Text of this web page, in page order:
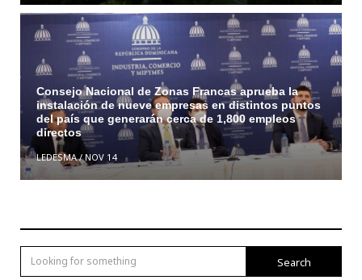
Consejo Nacional de Zonas Francas aprueba la
instalación de nueve empresas en distintos puntos
del país que generarán cerca de 1,800 empleos
directos
LEDESMA/NOV 14
Search